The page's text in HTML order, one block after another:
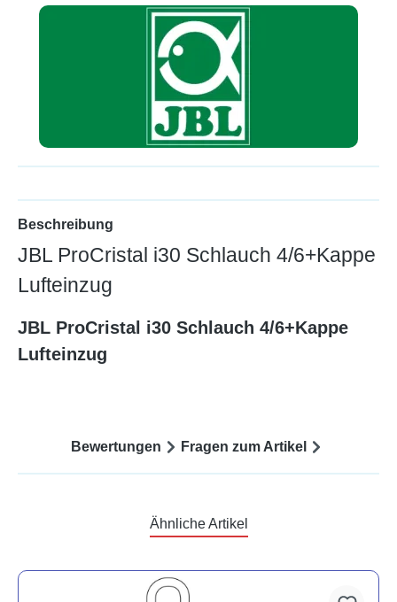
Beschreibung
JBL ProCristal i30 Schlauch 4/6+Kappe
Lufteinzug
JBL ProCristal i30 Schlauch 4/6+Kappe
Lufteinzug
Bewertungen Fragen zum Artikel
Ähnliche Artikel